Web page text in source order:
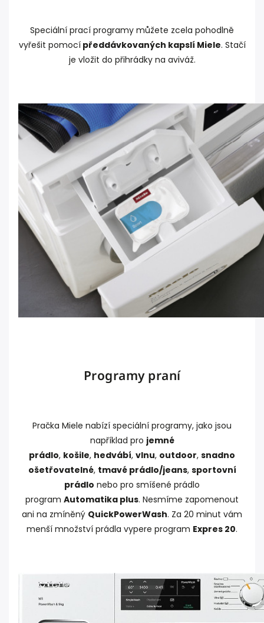
Speciální prací programy můžete zcela pohodlně
vyřešit pomocípředdávkovaných kapslí Miele. Stačí
je vložit do přihrádky na aviváž.
Programy praní
Pračka Miele nabízí speciální programy, jako jsou
například pro jemné
prádlo, košile, hedvábí, vlnu, outdoor, snadno
ošetřovatelné, tmavé prádlo/jeans, sportovní
prádlo nebo pro smíšené prádlo
program Automatika plus. Nesmíme zapomenout
ani na zmíněný QuickPowerWash. Za 20 minut vám
menší množství prádla vypere program Expres 20.